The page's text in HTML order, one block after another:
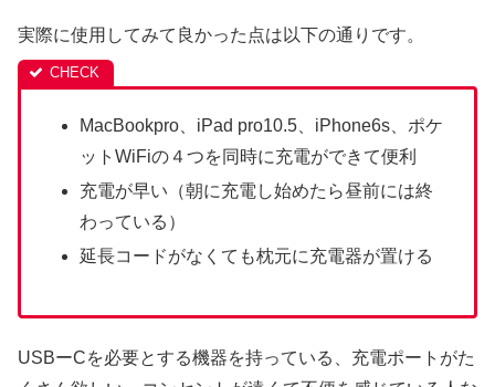
実際に使用してみて良かった点は以下の通りです。
MacBookpro、iPad pro10.5、iPhone6s、ポケ
ットWiFiの４つを同時に充電ができて便利
充電が早い（朝に充電し始めたら昼前には終
わっている）
延長コードがなくても枕元に充電器が置ける
USBーCを必要とする機器を持っている、充電ポートがた